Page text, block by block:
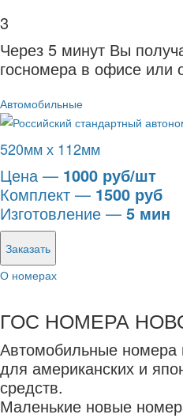
3
Через 5 минут Вы
госномера в офисе или
Автомобильные
520мм х 112мм
Цена — 1000 руб/шт
Комплект — 1500 руб
Изготовление — 5 мин
Заказать
О номерах
ГОС НОМЕРА
Автомобильные номера
для американских и
средств.
Маленькие новые